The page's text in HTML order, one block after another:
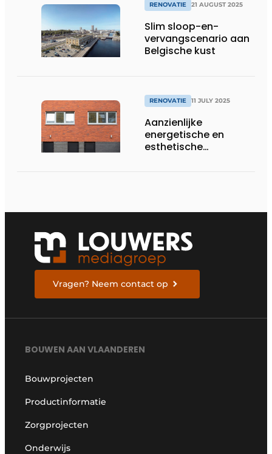
RENOVATIE 21 AUGUST 2025
Slim sloop-en-
vervangscenario aan
Belgische kust
RENOVATIE 11 JULY 2025
Aanzienlijke
energetische en
esthetische
Vragen? Neem contact op
BOUWEN AAN VLAANDEREN
Bouwprojecten
Productinformatie
Zorgprojecten
Onderwijs